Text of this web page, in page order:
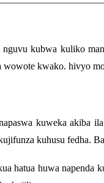
nguvu kubwa kuliko
wowote kwako. hivyo
kuweka akiba
kuhusu fedha.
hatua huwa